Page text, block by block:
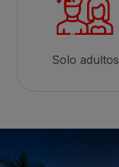
Solo adultos